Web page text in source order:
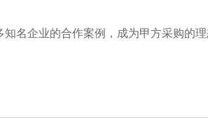
名企业的合作案例，成为甲方采购的